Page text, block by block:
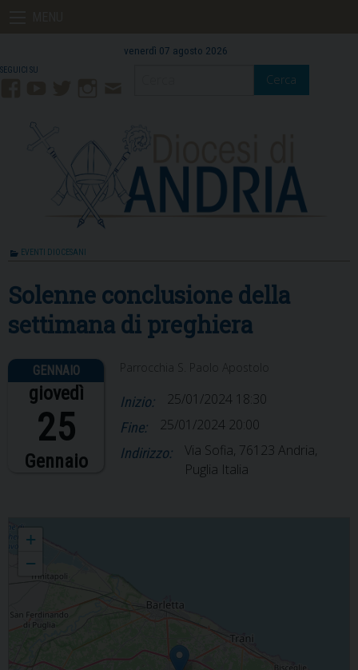
venerdì 07 agosto 2026
Mail
Cerca
EVENTI DIOCESANI
Solenne conclusione della
settimana di preghiera
giovedì
25
Gennaio
Parrocchia S. Paolo Apostolo
Inizio: 25/01/2024 18:30
Fine: 25/01/2024 20:00
Indirizzo:
Via Sofia, 76123 Andria,
Puglia Italia
Solenne conclusione della settimana di preghiera
+
−